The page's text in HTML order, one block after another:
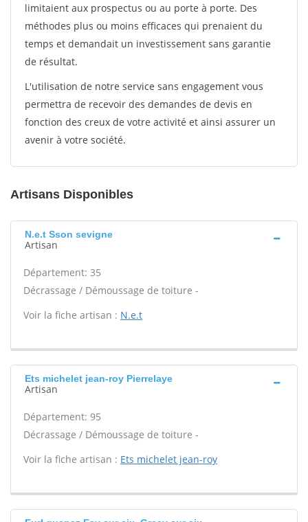
limitaient aux prospectus ou au porte à porte. Des
méthodes plus ou moins efficaces qui prenaient du
temps et demandait un investissement sans garantie
de résultat.
L'utilisation de notre service sans engagement vous
permettra de recevoir des demandes de devis en
fonction des creux de votre activité et ainsi assurer un
avenir à votre société.
Artisans Disponibles
N.e.t Sson sevigne
Artisan
Département: 35
Décrassage / Démoussage de toiture -
Voir la fiche artisan : N.e.t
Ets michelet jean-roy Pierrelaye
Artisan
Département: 95
Décrassage / Démoussage de toiture -
Voir la fiche artisan : Ets michelet jean-roy